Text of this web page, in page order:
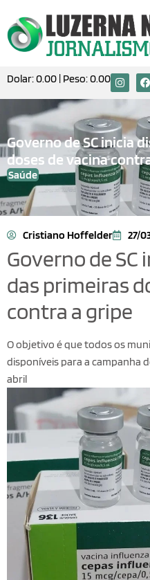
Dolar:0.00 | Peso:0.00
Governo de SC inicia
doses de vacina
Saúde
Cristiano Hoffelder 27/
Governo de
das primeiras
contra a gripe
O objetivo é que todos os
disponíveis para a campanha
abril